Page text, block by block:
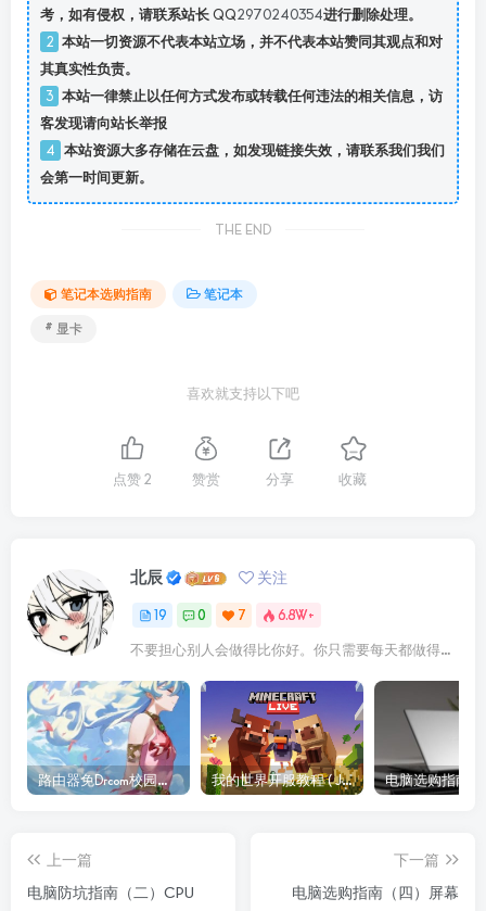
考，如有侵权，请联系站长 QQ2970240354进行删除处理。
2 本站一切资源不代表本站立场，并不代表本站赞同其观点和对
其真实性负责。
3 本站一律禁止以任何方式发布或转载任何违法的相关信息，访
客发现请向站长举报
4 本站资源大多存储在云盘，如发现链接失效，请联系我们我们
会第一时间更新。
THE END
笔记本选购指南
笔记本
# 显卡
喜欢就支持以下吧
点赞2 赞赏 分享 收藏
北辰 关注
19 0 7 6.8W+
不要担心别人会做得比你好。你只需要每天都做得比前一天好就可以了
路由器免Drcom校园网客户端认证（d版）（西安石油大学） 教程 我的世界开服教程 ( JAVA版 1.21.4)
上一篇
电脑防坑指南（二）CPU
下一篇
电脑选购指南（四）屏幕